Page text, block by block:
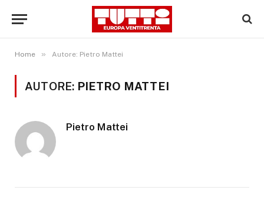
Home » Autore: Pietro Mattei
AUTORE: PIETRO MATTEI
Pietro Mattei